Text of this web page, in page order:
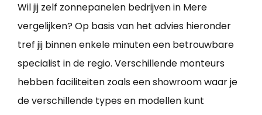
Wil jij zelf zonnepanelen bedrijven in Mere
vergelijken? Op basis van het advies hieronder
tref jij binnen enkele minuten een betrouwbare
specialist in de regio. Verschillende monteurs
hebben faciliteiten zoals een showroom waar je
de verschillende types en modellen kunt